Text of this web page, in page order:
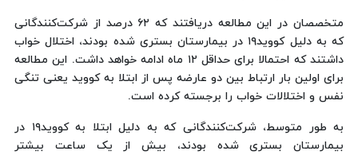
متخصصان در این مطالعه دریافتند که ۶۲ درصد از شرکت‌کنندگانی
که به دلیل کووید۱۹ در بیمارستان بستری شده بودند، اختلال خواب
داشتند که احتمالا برای حداقل ۱۲ ماه ادامه خواهد داشت. این مطالعه
برای اولین بار ارتباط بین دو عارضه پس از ابتلا به کووید یعنی تنگی
نفس و اختلالات خواب را برجسته کرده است.
به طور متوسط، شرکت‌کنندگانی که به دلیل ابتلا به کووید۱۹ در
بیمارستان بستری شده بودند، بیش از یک ساعت بیشتر